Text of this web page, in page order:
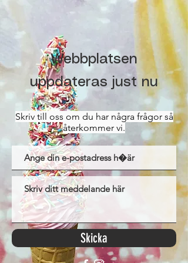
Webbplatsen
uppdateras just nu
Skriv till oss om du har några frågor så
återkommer vi.
Skicka